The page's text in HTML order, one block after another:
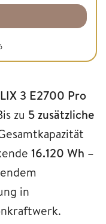
3 E2700 Pro
zu 5 zusätzliche
16.120 Wh –
in